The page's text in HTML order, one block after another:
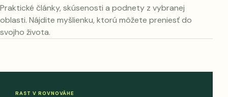
Praktické články, skúsenosti a podnety z vybranej
oblasti. Nájdite myšlienku, ktorú môžete preniesť do
svojho života.
RAST V ROVNOVÁHE